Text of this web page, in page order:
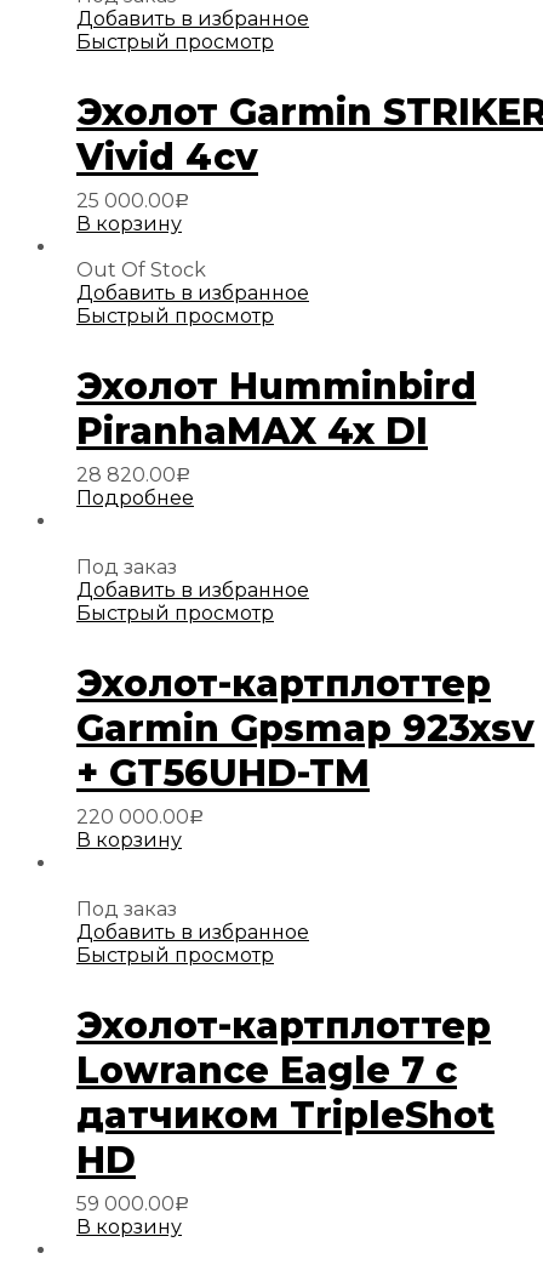
Добавить в избранное
Быстрый просмотр
Эхолот Garmin
Vivid 4cv
25 000.00Р
В корзину
Out Of Stock
Добавить в избранное
Быстрый просмотр
Эхолот Humminbird
PiranhaMAX 4x DI
28 820.00Р
Подробнее
Под заказ
Добавить в избранное
Быстрый просмотр
Эхолот-картплоттер
Garmin Gpsmap 923xsv
+ GT56UHD-TM
220 000.00Р
В корзину
Под заказ
Добавить в избранное
Быстрый просмотр
Эхолот-картплоттер
Lowrance Eagle 7 с
датчиком TripleShot
HD
59 000.00Р
В корзину